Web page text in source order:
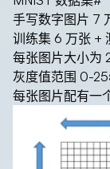
手写数字图片 7
训练集 6 万张 +
每张图片大小为
灰度值范围 0-
每张图片配有一